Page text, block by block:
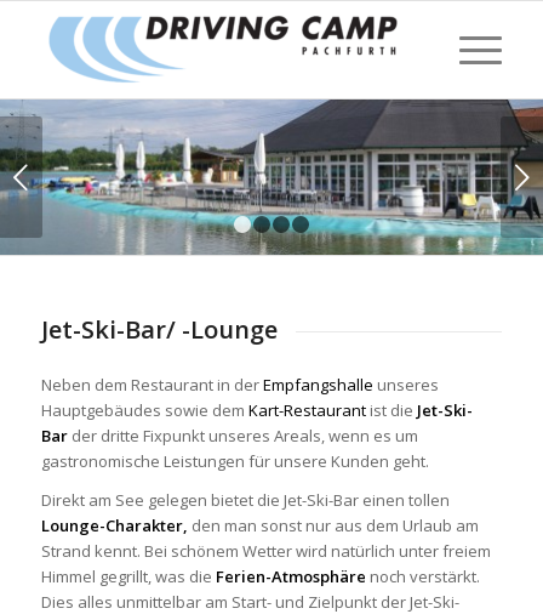
Weiter
1 2 3 4
Jet-Ski-Bar/ -Lounge
Neben dem Restaurant in derEmpfangshalle unseres
Hauptgebäudes sowie dem Kart-Restaurantist die Jet-Ski-
Barder dritte Fixpunkt unseres Areals, wenn es um
gastronomische Leistungen für unsere Kunden geht.
Direkt am See gelegen bietet die Jet-Ski-Bar einen tollen
Lounge-Charakter, den man sonst nur aus dem Urlaub am
Strand kennt. Bei schönem Wetter wird natürlich unter freiem
Himmel gegrillt, was die Ferien-Atmosphäre noch verstärkt.
Dies alles unmittelbar am Start- und Zielpunkt der Jet-Ski-